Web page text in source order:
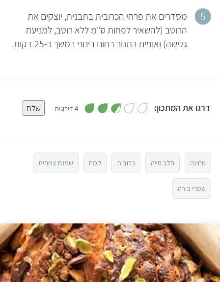
מסדרים את פרחי הכרובית בתבנית, יוצקים את
הרוטב (להשאיר לפחות ס"מ ללא רוטב, למניעת
גלישה) ואופים בתנור בחום בינוני במשך כ-25 דקות.
דרגו את המתכון:
3
2
4 דירוגים 2
ך
5
שלח
טחינה חלב סויה כרובית קמח שמנת צמחית
שמרי בירה